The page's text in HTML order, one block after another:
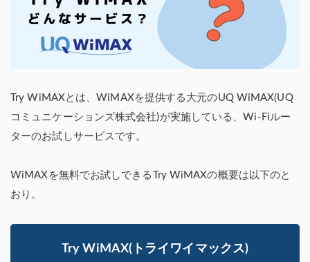
Try WiMAXとは、WiMAXを提供する大元のUQ WiMAX(UQ
コミュニケーションズ株式会社)が実施している、Wi-Fiルー
ターのお試しサービスです。
WiMAXを無料でお試しできるTry WiMAXの概要は以下のと
おり。
Try WiMAX(トライワイマックス)